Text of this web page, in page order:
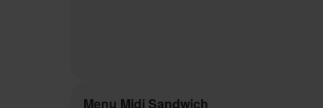
Menu Midi Sandwich